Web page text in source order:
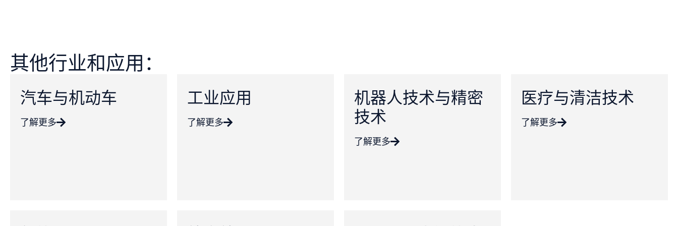
其他行业和应用：
汽车与机动车
了解更多
工业应用
了解更多
机器人技术与精密
技术
了解更多
医疗与清洁技术
了解更多